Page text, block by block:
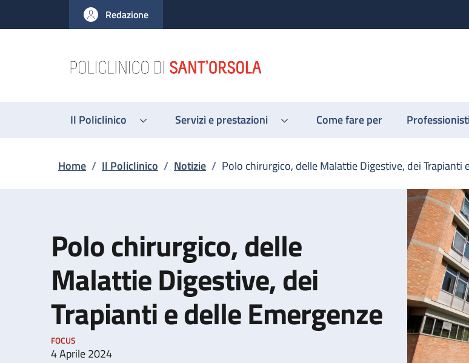
al contenuto principale
to footer content
Redazione
Il Policlinico Servizi e prestazioni Come fare per
Briciole di pane
Home / Il Policlinico / Notizie / Polo chirurgico, delle Malattie Digestive, dei Trapianti
Polo chirurgico, delle
Malattie Digestive, dei
Trapianti e delle Emergenze
FOCUS
4 Aprile 2024